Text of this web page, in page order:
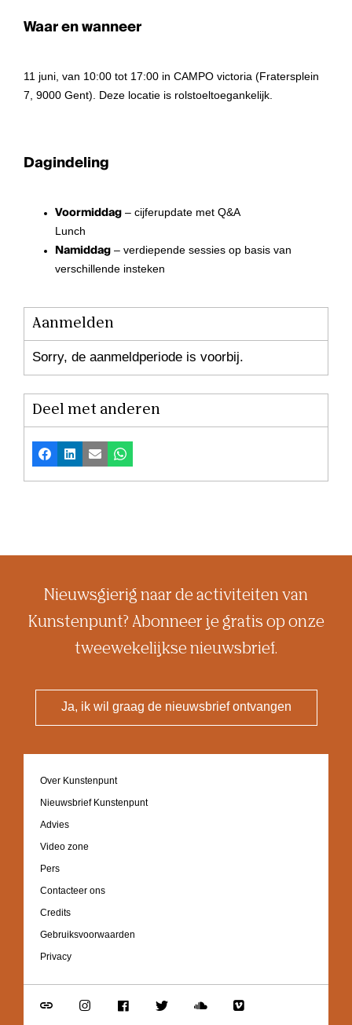
Waar en wanneer
11 juni, van 10:00 tot 17:00 in CAMPO victoria (Fratersplein
7, 9000 Gent). Deze locatie is rolstoeltoegankelijk.
Dagindeling
Voormiddag – cijferupdate met Q&A
Lunch
Namiddag – verdiepende sessies op basis van
verschillende insteken
Aanmelden
Sorry, de aanmeldperiode is voorbij.
Deel met anderen
Facebook
LinkedInE-mailWhatsapp
Nieuwsgierig naar de activiteiten van
Kunstenpunt? Abonneer je gratis op onze
tweewekelijkse nieuwsbrief.
Ja, ik wil graag de nieuwsbrief ontvangen
Footer
navigation
Over Kunstenpunt
Nieuwsbrief Kunstenpunt
Advies
Video zone
Pers
Contacteer ons
Credits
Gebruiksvoorwaarden
Privacy
Go
Go
Go
Go
Go